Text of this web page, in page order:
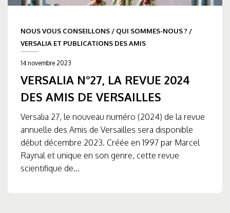
NOUS VOUS CONSEILLONS / QUI SOMMES-NOUS ? /
VERSALIA ET PUBLICATIONS DES AMIS
14 novembre 2023
VERSALIA N°27, LA REVUE 2024
DES AMIS DE VERSAILLES
Versalia 27, le nouveau numéro (2024) de la revue
annuelle des Amis de Versailles sera disponible
début décembre 2023. Créée en 1997 par Marcel
Raynal et unique en son genre, cette revue
scientifique de...